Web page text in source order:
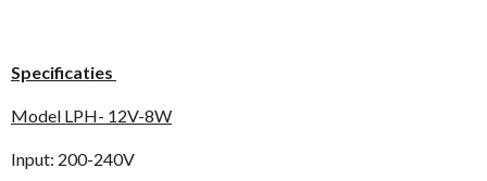
Specificaties
Model LPH- 12V-8W
Input: 200-240V